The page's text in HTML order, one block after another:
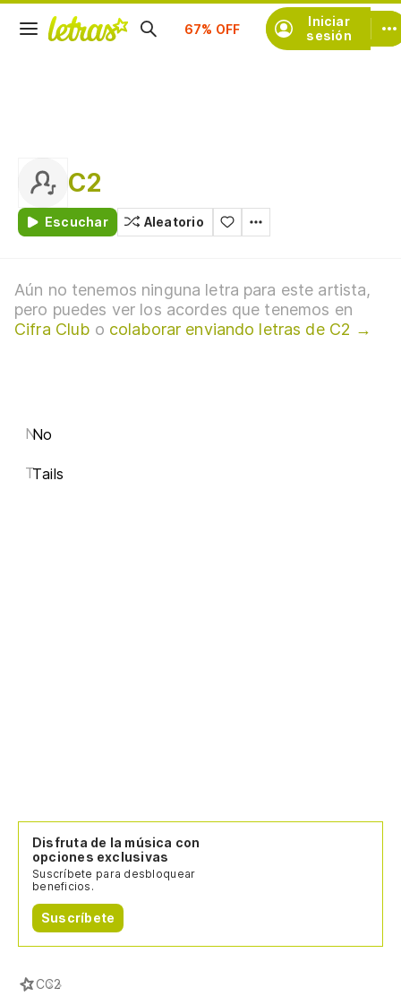
Iniciar
sesión
Suscríbete
C2
Escuchar Aleatorio
Aún no tenemos ninguna letra para este artista,
pero puedes ver los acordes que tenemos en
Cifra Club o colaborar enviando letras de C2 →
NNo
TTails
Disfruta de la música con
opciones exclusivas
Suscríbete para desbloquear
beneficios.
Suscríbete
CC2